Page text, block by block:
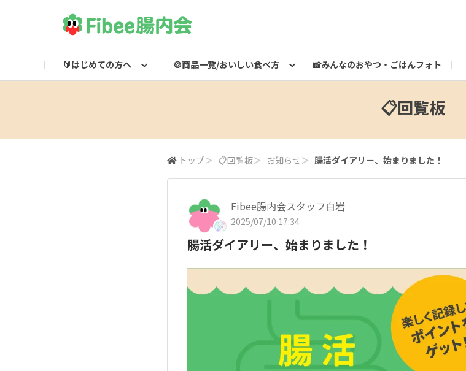
🔰はじめての方へ 🍪商品一覧/おいしい食べ方 📸みんなのおやつ・ごはんフォト
📋回覧板
トップ＞ 📋回覧板＞ お知らせ＞ 腸活ダイアリー、始まりました！
Fibee腸内会スタッフ白岩
2025/07/10 17:34
腸活ダイアリー、始まりました！